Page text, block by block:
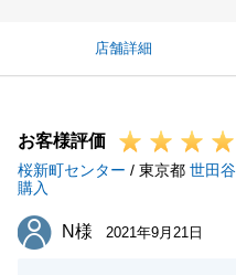
店舗詳細
お客様評価
桜新町センター / 東京都 世田
購入
N様
N様 2021年9月21日